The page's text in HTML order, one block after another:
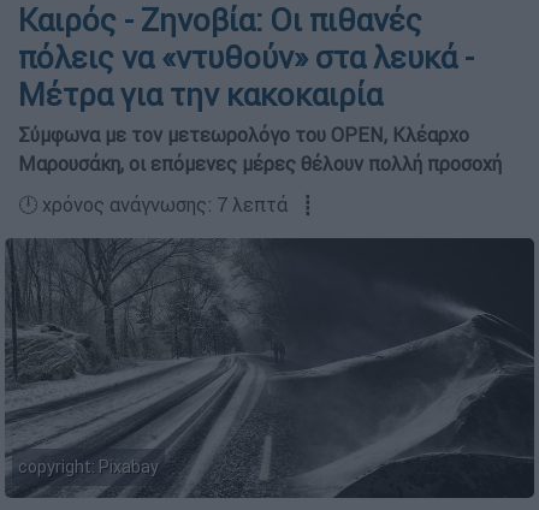
Καιρός - Ζηνοβία: Οι πιθανές
πόλεις να «ντυθούν» στα λευκά -
Μέτρα για την κακοκαιρία
Σύμφωνα με τον μετεωρολόγο του OPEN, Κλέαρχο
Μαρουσάκη, οι επόμενες μέρες θέλουν πολλή προσοχή
🕛 χρόνος ανάγνωσης: 7 λεπτά ┋
copyright: Pixabay